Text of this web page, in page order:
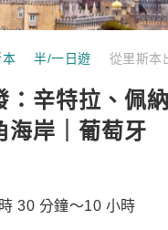
本 半/一日遊
：辛特拉、佩
海岸｜葡萄牙
30 分鐘～10 小時